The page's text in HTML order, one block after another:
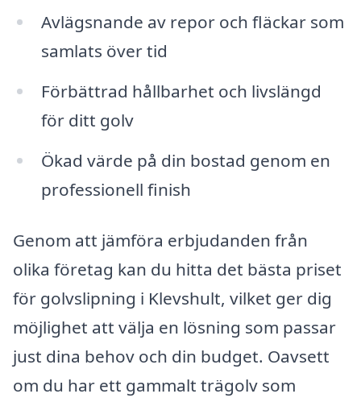
Avlägsnande av repor och fläckar som
samlats över tid
Förbättrad hållbarhet och livslängd
för ditt golv
Ökad värde på din bostad genom en
professionell finish
Genom att jämföra erbjudanden från
olika företag kan du hitta det bästa priset
för golvslipning i Klevshult, vilket ger dig
möjlighet att välja en lösning som passar
just dina behov och din budget. Oavsett
om du har ett gammalt trägolv som